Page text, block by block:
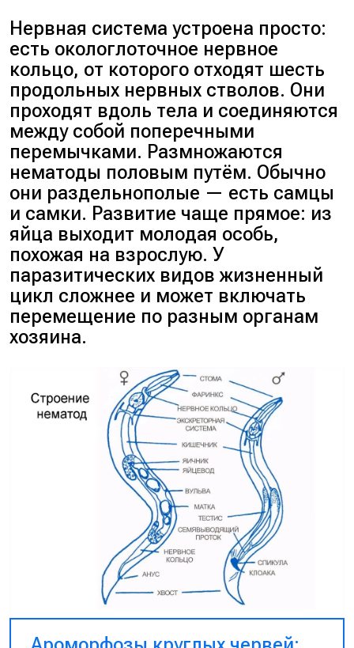
Нервная система устроена просто:
есть окологлоточное нервное
кольцо, от которого отходят шесть
продольных нервных стволов. Они
проходят вдоль тела и соединяются
между собой поперечными
перемычками. Размножаются
нематоды половым путём. Обычно
они раздельнополые — есть самцы
и самки. Развитие чаще прямое: из
яйца выходит молодая особь,
похожая на взрослую. У
паразитических видов жизненный
цикл сложнее и может включать
перемещение по разным органам
хозяина.